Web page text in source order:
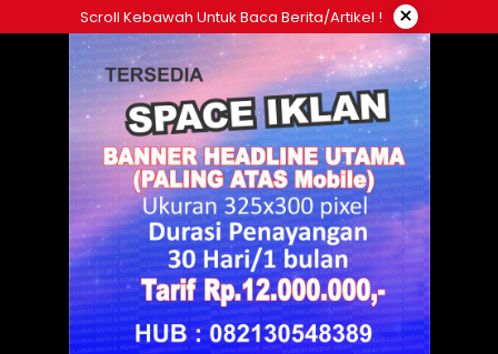
ke
Scroll Kebawah Untuk Baca Berita/artikel ! ×